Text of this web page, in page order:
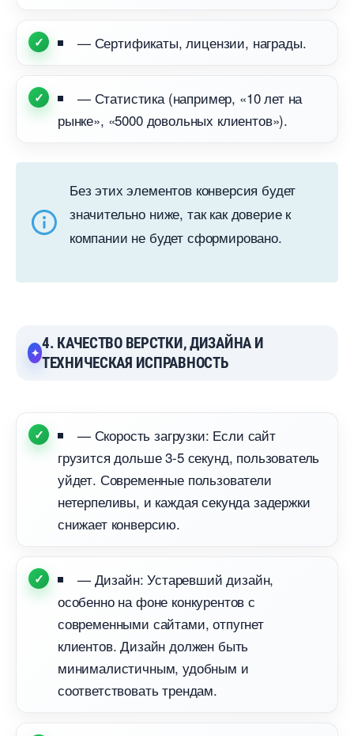
— Сертификаты, лицензии, награды.
— Статистика (например, «10 лет на
рынке», «5000 довольных клиентов»).
Без этих элементов конверсия будет
значительно ниже, так как доверие к
компании не будет сформировано.
4. КАЧЕСТВО ВЕРСТКИ, ДИЗАЙНА И
ТЕХНИЧЕСКАЯ ИСПРАВНОСТЬ
— Скорость загрузки: Если сайт
рузится дольше 3-5 секунд, пользователь
уйдет. Современные пользователи
нетерпеливы, и каждая секунда задержки
снижает конверсию.
— Дизайн: Устаревший дизайн,
особенно на фоне конкурентов с
современными сайтами, отпугнет
клиентов. Дизайн должен быть
минималистичным, удобным и
соответствовать трендам.